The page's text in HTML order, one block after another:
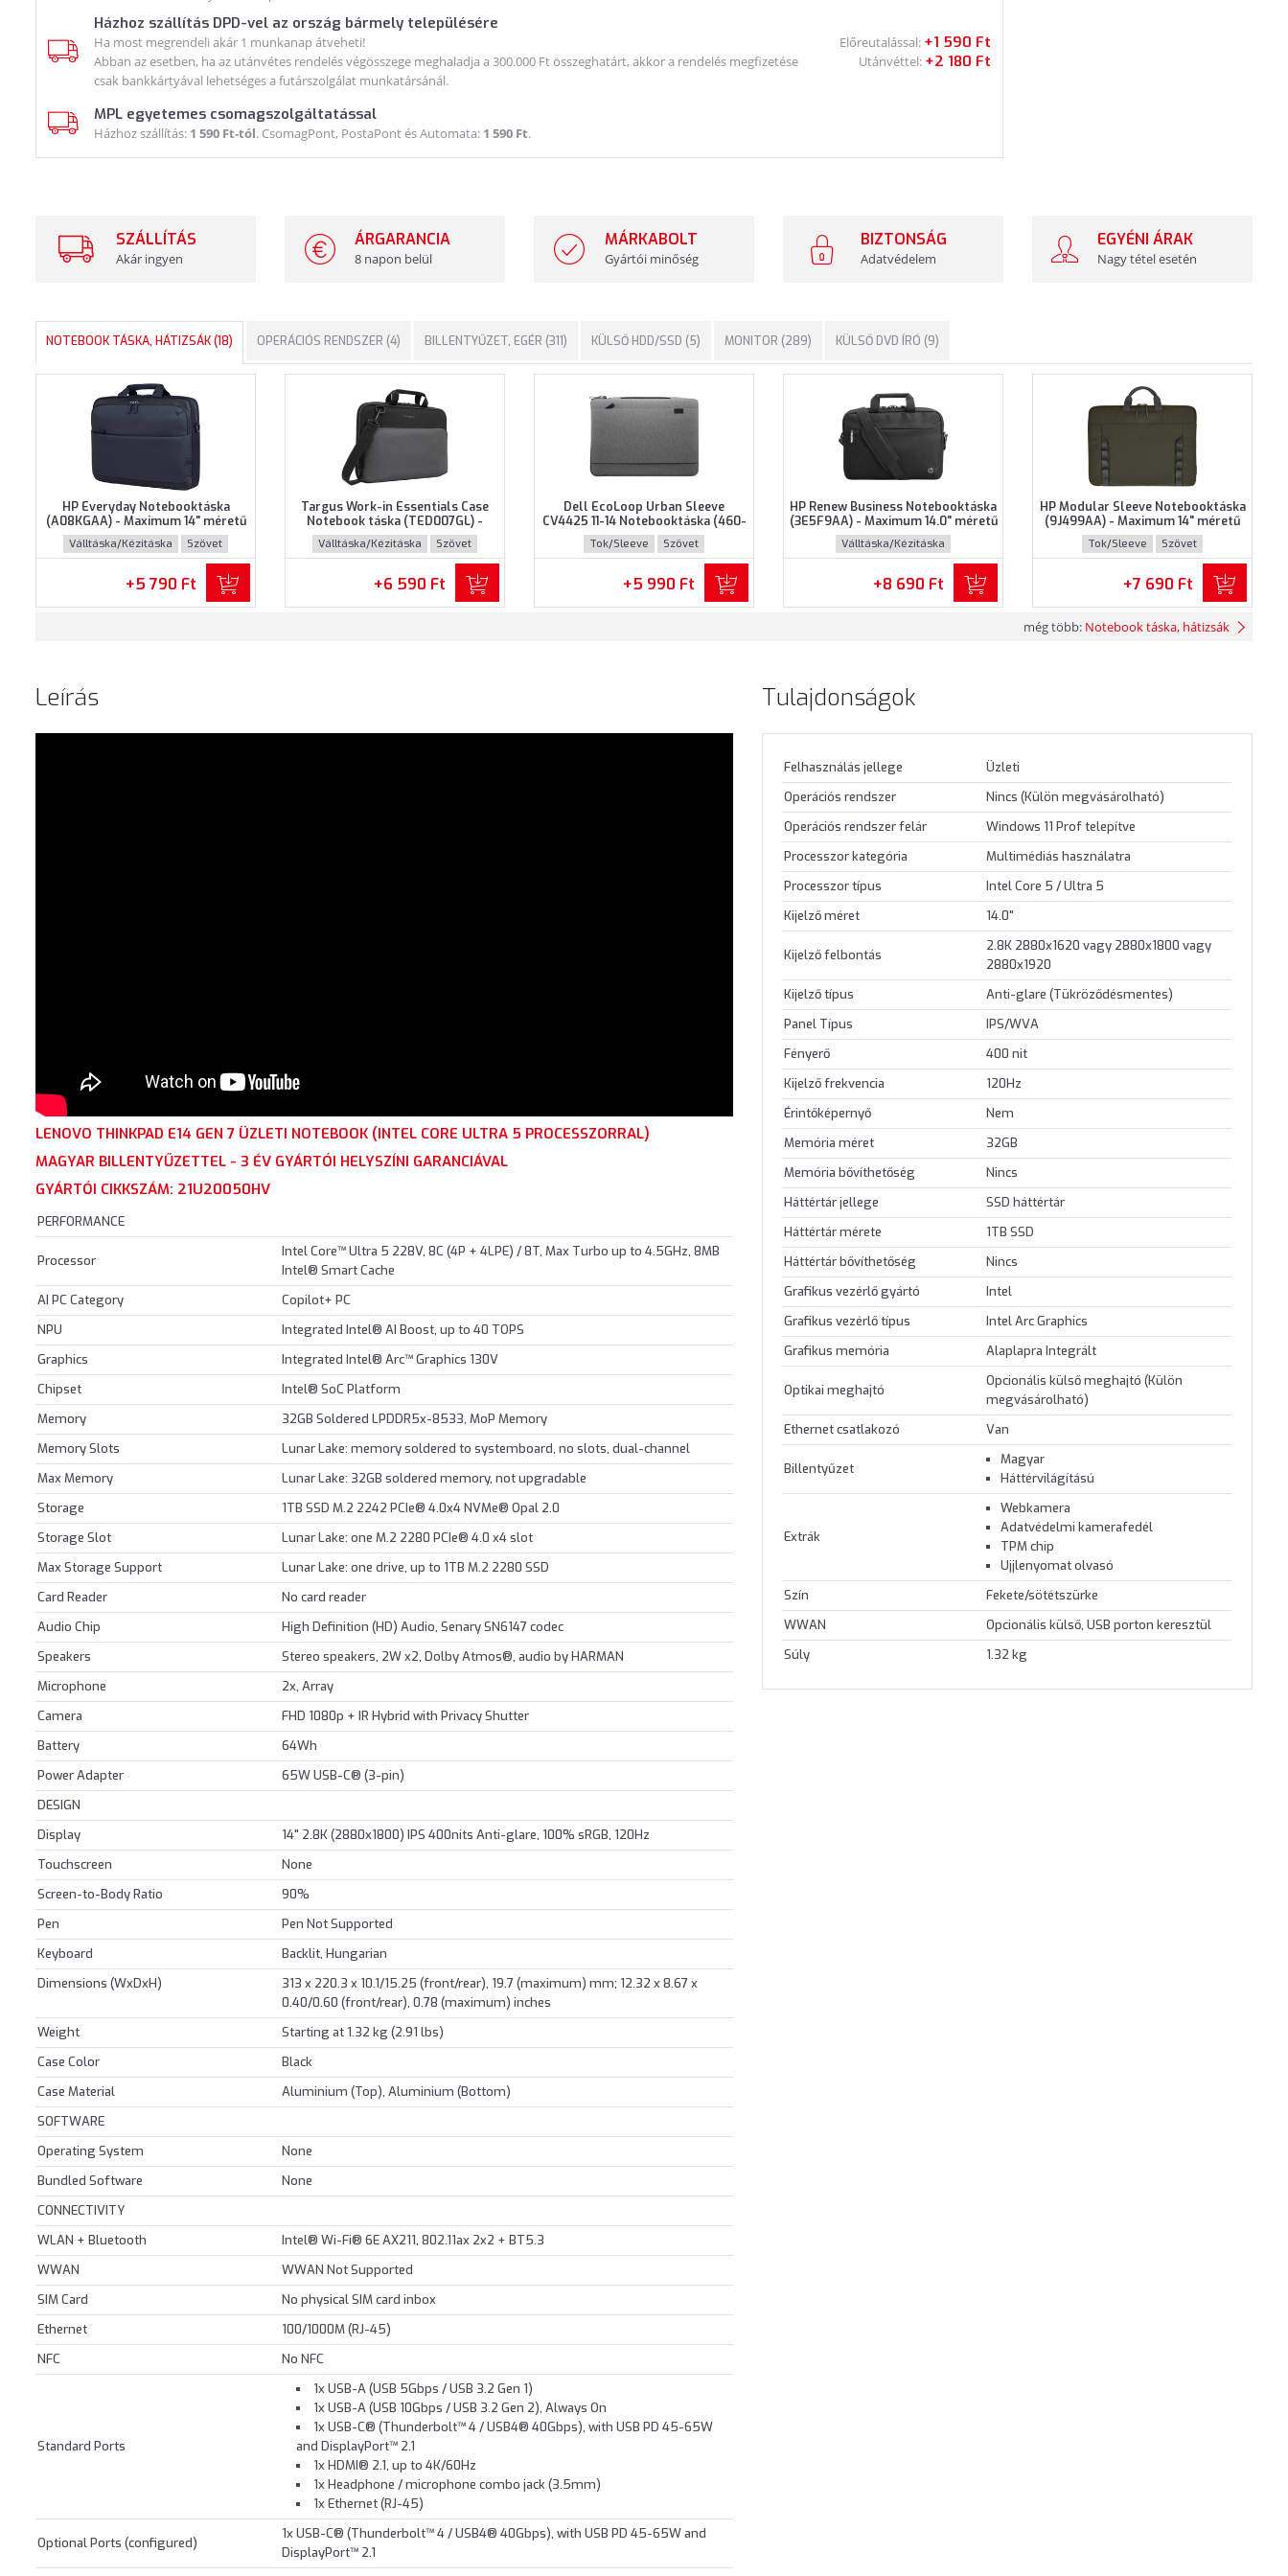
Házhoz szállítás DPD-vel az ország bármely településére
Ha most megrendeli akár 1 munkanap átveheti!
Abban az esetben, ha az utánvétes rendelés végösszege meghaladja a 300.000 Ft összeghatárt, akkor a rendelés megfizetése
csak bankkártyával lehetséges a futárszolgálat munkatársánál.
Előreutalással: +1 590 Ft
Utánvéttel: +2 180 Ft
MPL egyetemes csomagszolgáltatással
Házhoz szállítás: 1 590 Ft-tól. CsomagPont, PostaPont és Automata: 1 590 Ft.
SZÁLLÍTÁS
Akár ingyen
ÁRGARANCIA
8 napon belül
MÁRKABOLT
Gyártói minőség
BIZTONSÁG
Adatvédelem
EGYÉNI ÁRAK
Nagy tétel esetén
NOTEBOOK TÁSKA, HÁTIZSÁK (18) OPERÁCIÓS RENDSZER (4) BILLENTYŰZET, EGÉR (311) KÜLSŐ HDD/SSD (5) MONITOR (289) KÜLSŐ DVD ÍRÓ (9)
HP Everyday Notebooktáska
(A08KGAA) - Maximum 14" méretű
notebookokhoz
Válltáska/Kézitáska Szövet
+5 790 Ft
Targus Work-in Essentials Case
Notebook táska (TED007GL) -
Maximum 14.0" méretű notebokhoz
- Fekete-szürke színben
Válltáska/Kézitáska Szövet
+6 590 Ft
Dell EcoLoop Urban Sleeve
CV4425 11-14 Notebooktáska (460-
BDWQ) - Maximum 14" méretű
notebookokhoz, Szürke színben
Tok/Sleeve Szövet
+5 990 Ft
HP Renew Business Notebooktáska
(3E5F9AA) - Maximum 14.0" méretű
notebookokhoz - Fekete színben
Válltáska/Kézitáska
Újrahasznosított műanyag
+8 690 Ft
HP Modular Sleeve Notebooktáska
(9J499AA) - Maximum 14" méretű
notebookokhoz - Zöld színben
Tok/Sleeve Szövet
+7 690 Ft
még több: Notebook táska, hátizsák
Leírás
LENOVO THINKPAD E14 GEN 7 ÜZLETI NOTEBOOK (INTEL CORE ULTRA 5 PROCESSZORRAL)
MAGYAR BILLENTYŰZETTEL - 3 ÉV GYÁRTÓI HELYSZÍNI GARANCIÁVAL
GYÁRTÓI CIKKSZÁM: 21U20050HV
PERFORMANCE
Processor
Intel Core™ Ultra 5 228V, 8C (4P + 4LPE) / 8T, Max Turbo up to 4.5GHz, 8MB
Intel® Smart Cache
AI PC Category
Copilot+ PC
NPU
Integrated Intel® AI Boost, up to 40 TOPS
Graphics
Integrated Intel® Arc™ Graphics 130V
Chipset
Intel® SoC Platform
Memory
32GB Soldered LPDDR5x-8533, MoP Memory
Memory Slots
Lunar Lake: memory soldered to systemboard, no slots, dual-channel
Max Memory
Lunar Lake: 32GB soldered memory, not upgradable
Storage
1TB SSD M.2 2242 PCIe® 4.0x4 NVMe® Opal 2.0
Storage Slot
Lunar Lake: one M.2 2280 PCIe® 4.0 x4 slot
Max Storage Support
Lunar Lake: one drive, up to 1TB M.2 2280 SSD
Card Reader
No card reader
Audio Chip
High Definition (HD) Audio, Senary SN6147 codec
Speakers
Stereo speakers, 2W x2, Dolby Atmos®, audio by HARMAN
Microphone
2x, Array
Camera
FHD 1080p + IR Hybrid with Privacy Shutter
Battery
64Wh
Power Adapter
65W USB-C® (3-pin)
DESIGN
Display
14" 2.8K (2880x1800) IPS 400nits Anti-glare, 100% sRGB, 120Hz
Touchscreen
None
Screen-to-Body Ratio
90%
Pen
Pen Not Supported
Keyboard
Backlit, Hungarian
Dimensions (WxDxH)
313 x 220.3 x 10.1/15.25 (front/rear), 19.7 (maximum) mm; 12.32 x 8.67 x
0.40/0.60 (front/rear), 0.78 (maximum) inches
Weight
Starting at 1.32 kg (2.91 lbs)
Case Color
Black
Case Material
Aluminium (Top), Aluminium (Bottom)
SOFTWARE
Operating System
None
Bundled Software
None
CONNECTIVITY
WLAN + Bluetooth
Intel® Wi-Fi® 6E AX211, 802.11ax 2x2 + BT5.3
WWAN
WWAN Not Supported
SIM Card
No physical SIM card inbox
Ethernet
100/1000M (RJ-45)
NFC
No NFC
Standard Ports
1x USB-A (USB 5Gbps / USB 3.2 Gen 1)
1x USB-A (USB 10Gbps / USB 3.2 Gen 2), Always On
1x USB-C® (Thunderbolt™ 4 / USB4® 40Gbps), with USB PD 45-65W
and DisplayPort™ 2.1
1x HDMI® 2.1, up to 4K/60Hz
1x Headphone / microphone combo jack (3.5mm)
1x Ethernet (RJ-45)
Optional Ports (configured)
1x USB-C® (Thunderbolt™ 4 / USB4® 40Gbps), with USB PD 45-65W and
DisplayPort™ 2.1
Tulajdonságok
Felhasználás jellege
Üzleti
Operációs rendszer
Nincs (Külön megvásárolható)
Operációs rendszer felár
Windows 11 Prof telepítve
Processzor kategória
Multimédiás használatra
Processzor típus
Intel Core 5 / Ultra 5
Kijelző méret
14.0"
Kijelző felbontás
2.8K 2880x1620 vagy 2880x1800 vagy
2880x1920
Kijelző típus
Anti-glare (Tükröződésmentes)
Panel Típus
IPS/WVA
Fényerő
400 nit
Kijelző frekvencia
120Hz
Érintőképernyő
Nem
Memória méret
32GB
Memória bővíthetőség
Nincs
Háttértár jellege
SSD háttértár
Háttértár mérete
1TB SSD
Háttértár bővíthetőség
Nincs
Grafikus vezérlő gyártó
Intel
Grafikus vezérlő típus
Intel Arc Graphics
Grafikus memória
Alaplapra Integrált
Optikai meghajtó
Opcionális külső meghajtó (Külön
megvásárolható)
Ethernet csatlakozó
Van
Billentyűzet
Magyar
Háttérvilágítású
Extrák
Webkamera
Adatvédelmi kamerafedél
TPM chip
Ujjlenyomat olvasó
Szín
Fekete/sötétszürke
WWAN
Opcionális külső, USB porton keresztül
Súly
1.32 kg